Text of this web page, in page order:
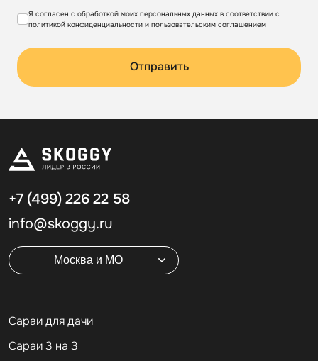
Я согласен с обработкой моих персональных данных в соответствии с
политикой конфиденциальности и пользовательским соглашением
Отправить
+7 (499) 226 22 58
info@skoggy.ru
Москва и МО
Cараи для дачи
Сараи 3 на 3